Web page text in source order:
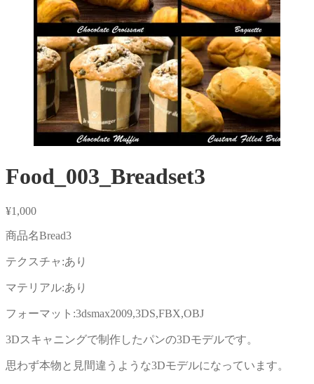
Food_003_Breadset3
¥1,000
商品名Bread3
テクスチャ:あり
マテリアル:あり
フォーマット:3dsmax2009,3DS,FBX,OBJ
3Dスキャニングで制作したパンの3Dモデルです。
思わず本物と見間違うような3Dモデルになっています。